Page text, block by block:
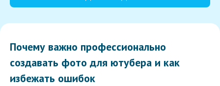
Почему важно профессионально
создавать фото для ютубера и как
избежать ошибок